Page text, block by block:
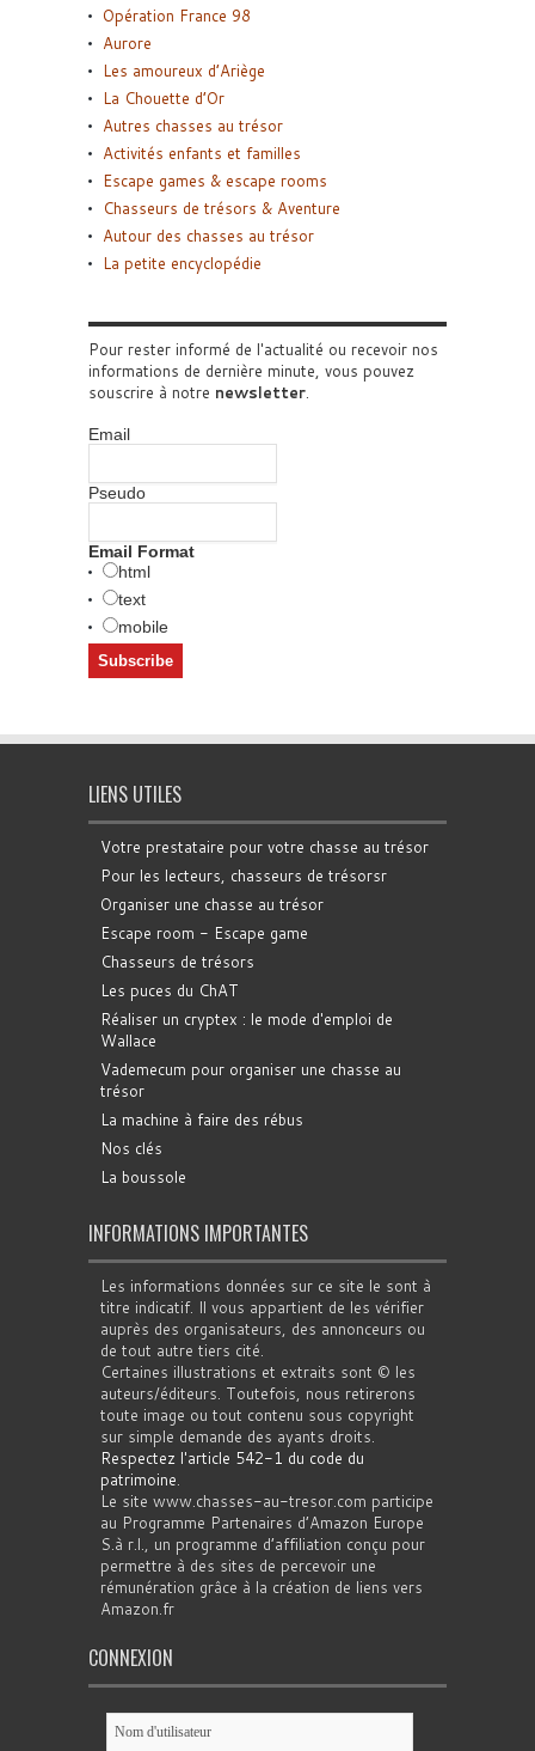
Opération France 98
Aurore
Les amoureux d’Ariège
La Chouette d’Or
Autres chasses au trésor
Activités enfants et familles
Escape games & escape rooms
Chasseurs de trésors & Aventure
Autour des chasses au trésor
La petite encyclopédie
Pour rester informé de l'actualité ou recevoir nos
informations de dernière minute, vous pouvez
souscrire à notre newsletter.
Email
Pseudo
Email Format
html
text
mobile
LIENS UTILES
Votre prestataire pour votre chasse au trésor
Pour les lecteurs, chasseurs de trésorsr
Organiser une chasse au trésor
Escape room - Escape game
Chasseurs de trésors
Les puces du ChAT
Réaliser un cryptex : le mode d'emploi de
Wallace
Vademecum pour organiser une chasse au
trésor
La machine à faire des rébus
Nos clés
La boussole
INFORMATIONS IMPORTANTES
Les informations données sur ce site le sont à
titre indicatif. Il vous appartient de les vérifier
auprès des organisateurs, des annonceurs ou
de tout autre tiers cité.
Certaines illustrations et extraits sont © les
auteurs/éditeurs. Toutefois, nous retirerons
toute image ou tout contenu sous copyright
sur simple demande des ayants droits.
Respectez l'article 542-1 du code du
patrimoine.
Le site www.chasses-au-tresor.com participe
au Programme Partenaires d’Amazon Europe
S.à r.l., un programme d’affiliation conçu pour
permettre à des sites de percevoir une
rémunération grâce à la création de liens vers
Amazon.fr
CONNEXION